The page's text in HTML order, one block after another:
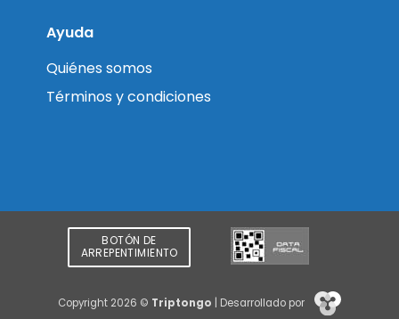
Ayuda
Quiénes somos
Términos y condiciones
BOTÓN DE
ARREPENTIMIENTO
Copyright 2026 © Triptongo | Desarrollado por